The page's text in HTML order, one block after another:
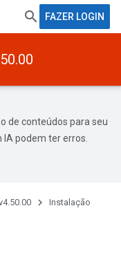
FAZER LOGIN
de conteúdos para seu
podem ter erros.
Instalação